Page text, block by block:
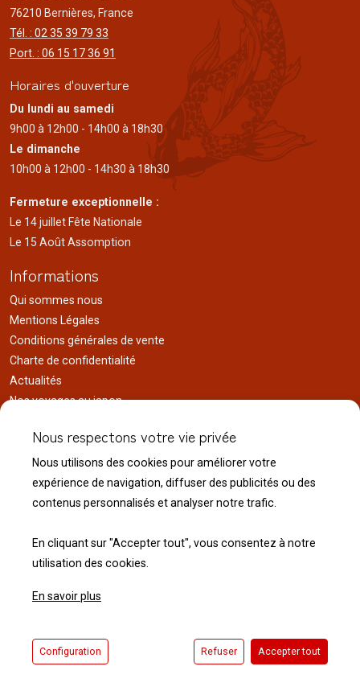
76210 Bernières, France
Tél. : 02 35 39 79 33
Port. : 06 15 17 36 91
Horaires d'ouverture
Du lundi au samedi
9h00 à 12h00 - 14h00 à 18h30
Le dimanche
10h00 à 12h00 - 14h30 à 18h30
Fermeture exceptionnelle :
Le 14 juillet Fête Nationale
Le 15 Août Assomption
Informations
Qui sommes nous
Mentions Légales
Conditions générales de vente
Charte de confidentialité
Actualités
Nos voyages au japon
Liens utiles
Service client
Nous contacter
Modalité de retour
Nous respectons votre vie privée
Nous utilisons des cookies pour améliorer votre
expérience de navigation, diffuser des publicités ou des
contenus personnalisés et analyser notre trafic.
En cliquant sur "Accepter tout", vous consentez à notre
utilisation des cookies.
En savoir plus
Configuration Refuser Accepter tout